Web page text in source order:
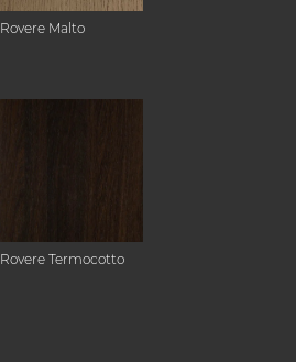
Rovere Malto
Rovere Termocotto